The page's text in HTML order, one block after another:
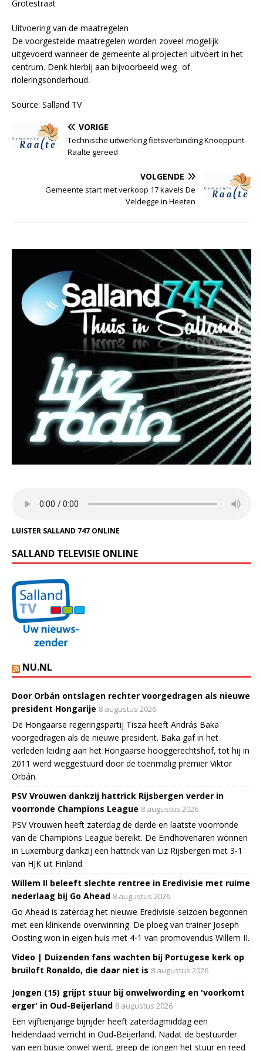
Grotestraat
Uitvoering van de maatregelen
De voorgestelde maatregelen worden zoveel mogelijk
uitgevoerd wanneer de gemeente al projecten uitvoert in het
centrum. Denk hierbij aan bijvoorbeeld weg- of
rioleringsonderhoud.
Source: Salland TV
VORIGE
Technische uitwerking fietsverbinding Knooppunt
Raalte gereed
VOLGENDE
Gemeente start met verkoop 17 kavels De
Veldegge in Heeten
LUISTER SALLAND 747 ONLINE
SALLAND TELEVISIE ONLINE
NU.NL
Door Orbán ontslagen rechter voorgedragen als nieuwe
president Hongarije 8 augustus 2026
De Hongaarse regeringspartij Tisza heeft András Baka
voorgedragen als de nieuwe president. Baka gaf in het
verleden leiding aan het Hongaarse hooggerechtshof, tot hij in
2011 werd weggestuurd door de toenmalig premier Viktor
Orbán.
PSV Vrouwen dankzij hattrick Rijsbergen verder in
voorronde Champions League 8 augustus 2026
PSV Vrouwen heeft zaterdag de derde en laatste voorronde
van de Champions League bereikt. De Eindhovenaren wonnen
in Luxemburg dankzij een hattrick van Liz Rijsbergen met 3-1
van HJK uit Finland.
Willem II beleeft slechte rentree in Eredivisie met ruime
nederlaag bij Go Ahead 8 augustus 2026
Go Ahead is zaterdag het nieuwe Eredivisie-seizoen begonnen
met een klinkende overwinning. De ploeg van trainer Joseph
Oosting won in eigen huis met 4-1 van promovendus Willem II.
Video | Duizenden fans wachten bij Portugese kerk op
bruiloft Ronaldo, die daar niet is 8 augustus 2026
Jongen (15) grijpt stuur bij onwelwording en 'voorkomt
erger' in Oud-Beijerland 8 augustus 2026
Een vijftienjarige bijrijder heeft zaterdagmiddag een
heldendaad verricht in Oud-Beijerland. Nadat de bestuurder
van een busje onwel werd, greep de jongen het stuur en reed